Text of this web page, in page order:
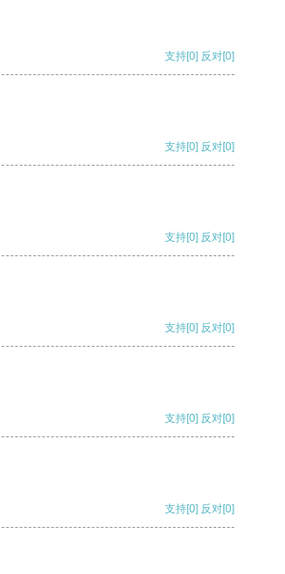
支持[0] 反对[0]
支持[0] 反对[0]
支持[0] 反对[0]
支持[0] 反对[0]
支持[0] 反对[0]
支持[0] 反对[0]